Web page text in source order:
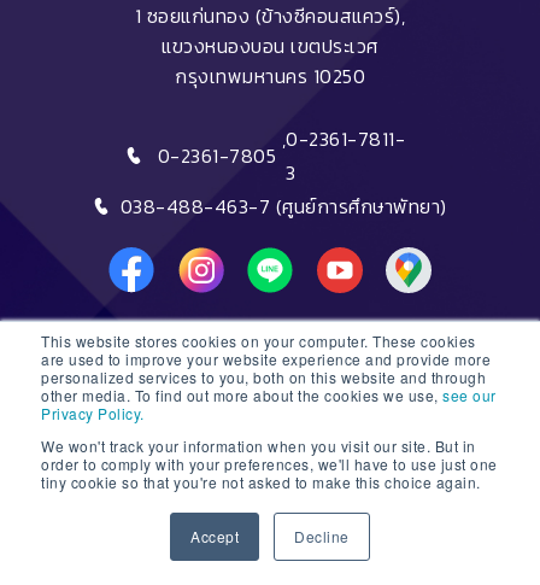
This website stores cookies on your computer. These cookies
are used to improve your website experience and provide more
personalized services to you, both on this website and through
other media. To find out more about the cookies we use, see our
Privacy Policy.
We won't track your information when you visit our site. But in
order to comply with your preferences, we'll have to use just one
tiny cookie so that you're not asked to make this choice again.
Accept Decline
1 ซอยแก่นทอง (ข้างซีคอนสแควร์),
แขวงหนองบอน เขตประเวศ
กรุงเทพมหานคร 10250
0-2361-7805
,0-2361-7811-
3
038-488-463-7 (ศูนย์การศึกษาพัทยา)
DTC HOTLINE
FAQs
ติดต่อฝ่ายรับสมัครหลักสูตรระยะสั้น
ติดต่อฝ่ายรับสมัครหลักสูตรปริญญา
© 2026 Dusit Thani College |